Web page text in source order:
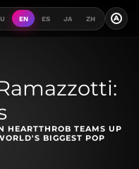
EN ES JA ZH A
HEARTTHROB TEAMS UP
BIGGEST POP